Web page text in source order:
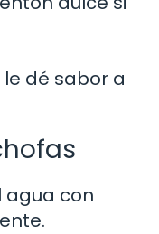
dé sabor a
agua con